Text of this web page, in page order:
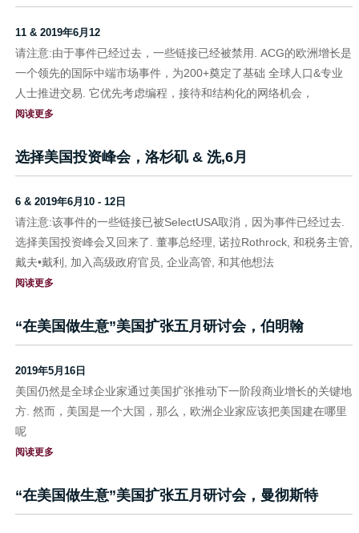
11 & 2019年6月12
请注意:由于事件已经过去，一些链接已经被禁用. ACG的欧洲增长是
一个领先的国际中端市场事件，为200+奠定了基础 全球人口&专业
人士推进交易. 它优先考虑编程，接待和结构化的网络机会，
阅读更多
选择美国投资峰会，洛杉矶 & 洗,6月
6 & 2019年6月10 - 12日
请注意:该事件的一些链接已被SelectUSA取消，因为事件已经过去.
选择美国投资峰会又回来了. 董事总经理, 诺拉Rothrock, 和税务主管,
戴夫•戴利, 加入高级政府官员, 企业高管, 和其他想法
阅读更多
“在美国做生意”美国扩张五月研讨会，伯明翰
2019年5月16日
美国仍然是全球企业家通过美国扩张推动下一阶段商业增长的关键地
方. 然而，美国是一个大国，那么，欧洲企业家应该把美国建在哪里
呢
阅读更多
“在美国做生意”美国扩张五月研讨会，曼彻斯特